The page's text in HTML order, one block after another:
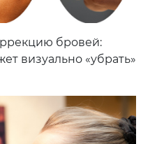
бровей:
визуально «убрать»